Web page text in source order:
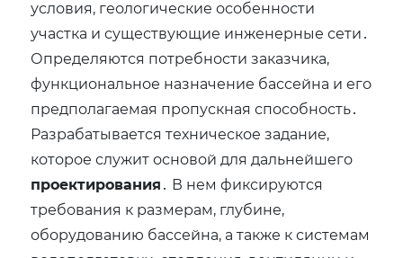
условия‚ геологические особенности
участка и существующие инженерные сети․
Определяются потребности заказчика‚
функциональное назначение бассейна и его
предполагаемая пропускная способность․
Разрабатывается техническое задание‚
которое служит основой для дальнейшего
проектирования․ В нем фиксируются
требования к размерам‚ глубине‚
оборудованию бассейна‚ а также к системам